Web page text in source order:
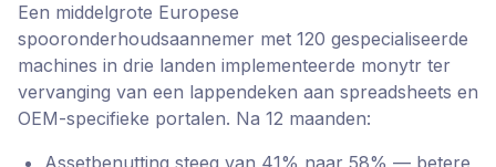
Een middelgrote Europese
spooronderhoudsaannemer met 120 gespecialiseerde
machines in drie landen implementeerde monytr ter
vervanging van een lappendeken aan spreadsheets en
OEM-specifieke portalen. Na 12 maanden:
Assetbenutting steeg van 41% naar 58% — betere